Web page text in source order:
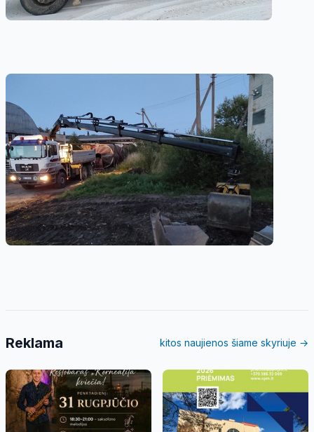
Reklama kitos naujienos šiame skyriuje →